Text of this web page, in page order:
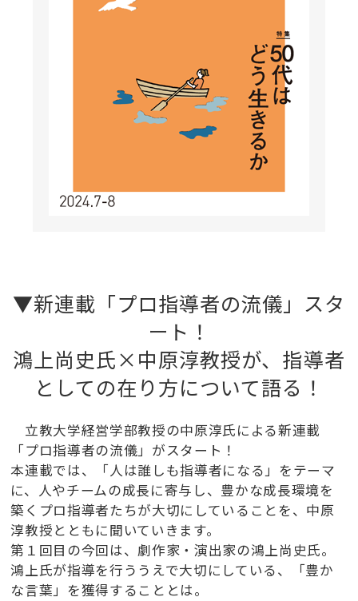
▼新連載「プロ指導者の流儀」スタ
ート！
鴻上尚史氏×中原淳教授が、指導者
としての在り方について語る！
立教大学経営学部教授の中原淳氏による新連載
「プロ指導者の流儀」がスタート！
本連載では、「人は誰しも指導者になる」をテーマ
に、人やチームの成長に寄与し、豊かな成長環境を
築くプロ指導者たちが大切にしていることを、中原
淳教授とともに聞いていきます。
第１回目の今回は、劇作家・演出家の鴻上尚史氏。
鴻上氏が指導を行ううえで大切にしている、「豊か
な言葉」を獲得することとは。